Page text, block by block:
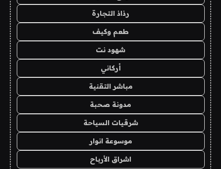
رذاذ التجارة
طعم وكيف
شهود نت
أركاني
مباشر التقنية
مدونة صحبة
شرقيات السياحة
موسوعة انوار
اشراق الأرباح